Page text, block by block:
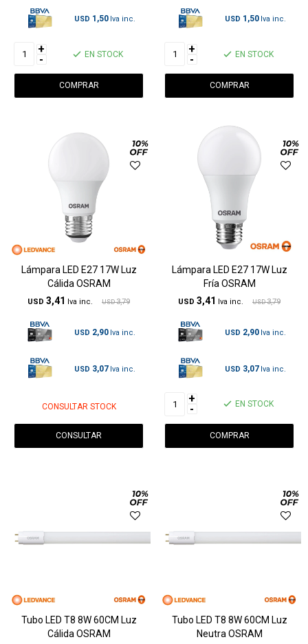
USD 1,50
+
- EN STOCK
USD 1,50
+
- EN STOCK
Lámpara LED E27 17W Luz
Cálida OSRAM
USD 3,41 USD 3,79
USD 2,90
USD 3,07
CONSULTAR STOCK
CONSULTAR
Lámpara LED E27 17W Luz
Fría OSRAM
USD 3,41 USD 3,79
USD 2,90
USD 3,07
+
- EN STOCK
Tubo LED T8 8W 60CM Luz
Cálida OSRAM
Tubo LED T8 8W 60CM Luz
Neutra OSRAM